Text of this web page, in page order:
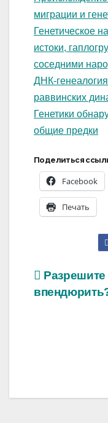
миграции и
Генетическое
истоки,
соседними
ДНК-
раввинских
Генетики
общие предки
Поделиться
Facebook
Печать